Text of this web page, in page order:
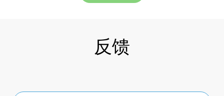
反馈